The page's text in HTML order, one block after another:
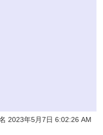
2023年5月7日 6:02:26 AM